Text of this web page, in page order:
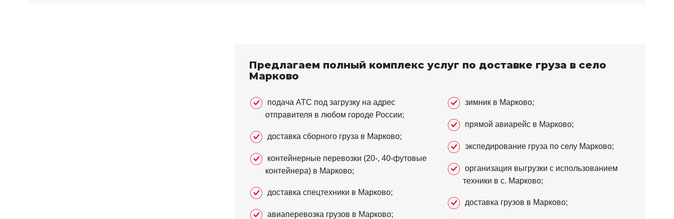
Предлагаем полный комплекс услуг по доставке груза в село
Марково
подача АТС под загрузку на адрес
отправителя в любом городе России;
доставка сборного груза в Марково;
контейнерные перевозки (20-, 40-футовые
контейнера) в Марково;
доставка спецтехники в Марково;
авиаперевозка грузов в Марково;
зимник в Марково;
прямой авиарейс в Марково;
экспедирование груза по селу Марково;
организация выгрузки с использованием
техники в с. Марково;
доставка грузов в Марково;